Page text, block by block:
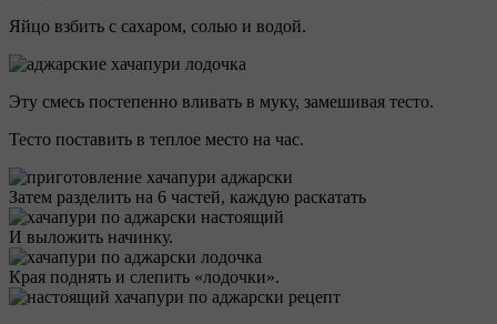
Яйцо взбить с сахаром, солью и водой.
Эту смесь постепенно вливать в муку, замешивая тесто.
Тесто поставить в теплое место на час.
Затем разделить на 6 частей, каждую раскатать
И выложить начинку.
Края поднять и слепить «лодочки».